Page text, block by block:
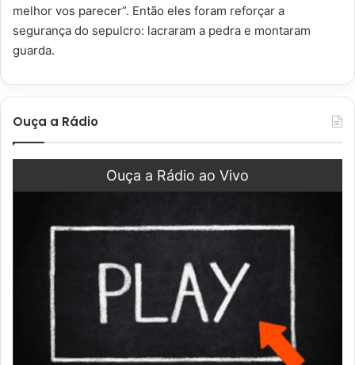
melhor vos parecer”. Então eles foram reforçar a
segurança do sepulcro: lacraram a pedra e montaram
guarda.
Ouça a Rádio
Ouça a Rádio ao Vivo